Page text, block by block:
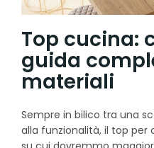
Top cucina:
guida
materiali
Sempre in bilico tra una
alla funzionalità, il top